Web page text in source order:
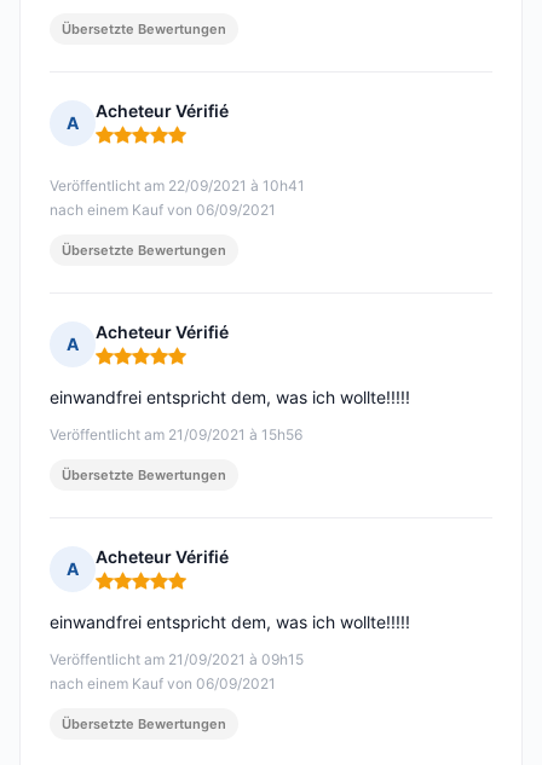
Übersetzte Bewertungen
A
Acheteur Vérifié
Hinweis: 5 von 5
Veröffentlicht am 22/09/2021 à 10h41
nach einem Kauf von 06/09/2021
Übersetzte Bewertungen
A
Acheteur Vérifié
Hinweis: 5 von 5
Veröffentlicht am 21/09/2021 à 15h56
einwandfrei entspricht dem, was ich wollte!!!!!
Übersetzte Bewertungen
A
Acheteur Vérifié
Hinweis: 5 von 5
Veröffentlicht am 21/09/2021 à 09h15
nach einem Kauf von 06/09/2021
einwandfrei entspricht dem, was ich wollte!!!!!
Übersetzte Bewertungen